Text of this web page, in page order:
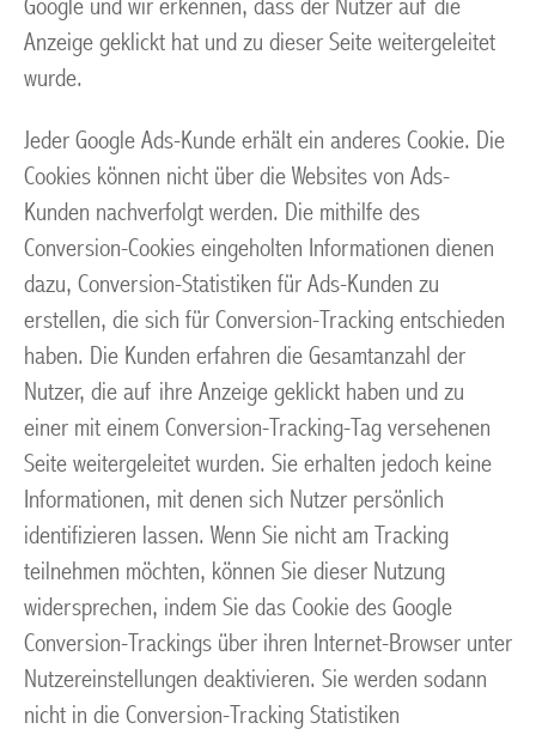
Google und wir erkennen, dass der Nutzer auf die
Anzeige geklickt hat und zu dieser Seite weitergeleitet
wurde.
Jeder Google Ads-Kunde erhält ein anderes Cookie. Die
Cookies können nicht über die Websites von Ads-
Kunden nachverfolgt werden. Die mithilfe des
Conversion-Cookies eingeholten Informationen dienen
dazu, Conversion-Statistiken für Ads-Kunden zu
erstellen, die sich für Conversion-Tracking entschieden
haben. Die Kunden erfahren die Gesamtanzahl der
Nutzer, die auf ihre Anzeige geklickt haben und zu
einer mit einem Conversion-Tracking-Tag versehenen
Seite weitergeleitet wurden. Sie erhalten jedoch keine
Informationen, mit denen sich Nutzer persönlich
identifizieren lassen. Wenn Sie nicht am Tracking
teilnehmen möchten, können Sie dieser Nutzung
widersprechen, indem Sie das Cookie des Google
Conversion-Trackings über ihren Internet-Browser unter
Nutzereinstellungen deaktivieren. Sie werden sodann
nicht in die Conversion-Tracking Statistiken